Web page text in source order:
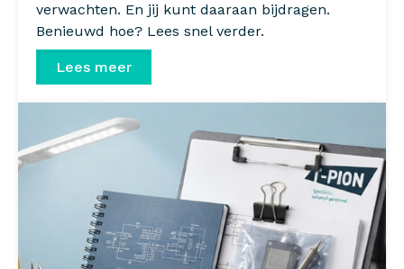
verwachten. En jij kunt daaraan bijdragen.
Benieuwd hoe? Lees snel verder.
Lees meer